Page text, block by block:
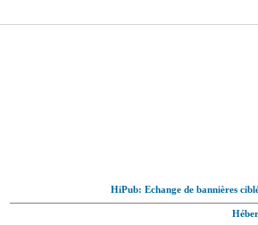
HiPub: Echange de bannières